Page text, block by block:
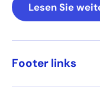
Lesen Sie
Footer links